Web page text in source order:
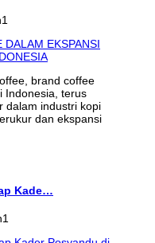
brand coffee
Indonesia, terus
dalam industri kopi
dan ekspansi
Kade…